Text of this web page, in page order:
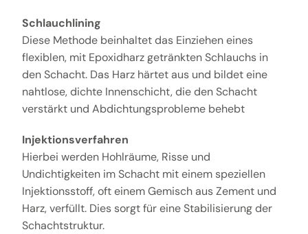
Schlauchlining
Diese Methode beinhaltet das Einziehen eines
flexiblen, mit Epoxidharz getränkten Schlauchs in
den Schacht. Das Harz härtet aus und bildet eine
nahtlose, dichte Innenschicht, die den Schacht
verstärkt und Abdichtungsprobleme behebt
Injektionsverfahren
Hierbei werden Hohlräume, Risse und
Undichtigkeiten im Schacht mit einem speziellen
Injektionsstoff, oft einem Gemisch aus Zement und
Harz, verfüllt. Dies sorgt für eine Stabilisierung der
Schachtstruktur.